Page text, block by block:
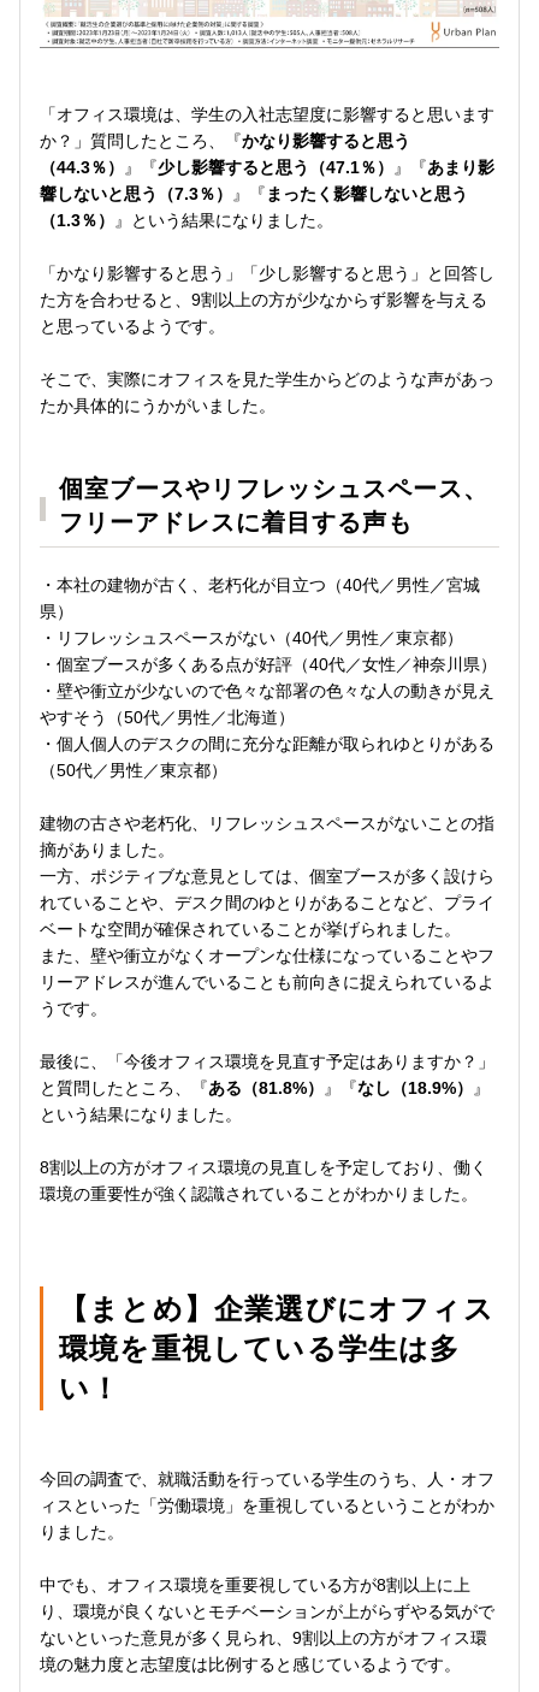
「オフィス環境は、学生の入社志望度に影響すると思います
か？」質問したところ、『かなり影響すると思う
（44.3％） 』『少し影響すると思う（47.1％） 』『あまり影
響しないと思う（7.3％） 』『まったく影響しないと思う
（1.3％） 』という結果になりました。
「かなり影響すると思う」「少し影響すると思う」と回答し
た方を合わせると、9割以上の方が少なからず影響を与える
と思っているようです。
そこで、実際にオフィスを見た学生からどのような声があっ
たか具体的にうかがいました。
個室ブースやリフレッシュスペース、
フリーアドレスに着目する声も
・本社の建物が古く、老朽化が目立つ（40代／男性／宮城
県）
・リフレッシュスペースがない（40代／男性／東京都）
・個室ブースが多くある点が好評（40代／女性／神奈川県）
・壁や衝立が少ないので色々な部署の色々な人の動きが見え
やすそう（50代／男性／北海道）
・個人個人のデスクの間に充分な距離が取られゆとりがある
（50代／男性／東京都）
建物の古さや老朽化、リフレッシュスペースがないことの指
摘がありました。
一方、ポジティブな意見としては、個室ブースが多く設けら
れていることや、デスク間のゆとりがあることなど、プライ
ベートな空間が確保されていることが挙げられました。
また、壁や衝立がなくオープンな仕様になっていることやフ
リーアドレスが進んでいることも前向きに捉えられているよ
うです。
最後に、「今後オフィス環境を見直す予定はありますか？」
と質問したところ、『ある（81.8%） 』『なし（18.9%） 』
という結果になりました。
8割以上の方がオフィス環境の見直しを予定しており、働く
環境の重要性が強く認識されていることがわかりました。
【まとめ】企業選びにオフィス
環境を重視している学生は多
い！
今回の調査で、就職活動を行っている学生のうち、人・オフ
ィスといった「労働環境」を重視しているということがわか
りました。
中でも、オフィス環境を重要視している方が8割以上に上
り、環境が良くないとモチベーションが上がらずやる気がで
ないといった意見が多く見られ、9割以上の方がオフィス環
境の魅力度と志望度は比例すると感じているようです。